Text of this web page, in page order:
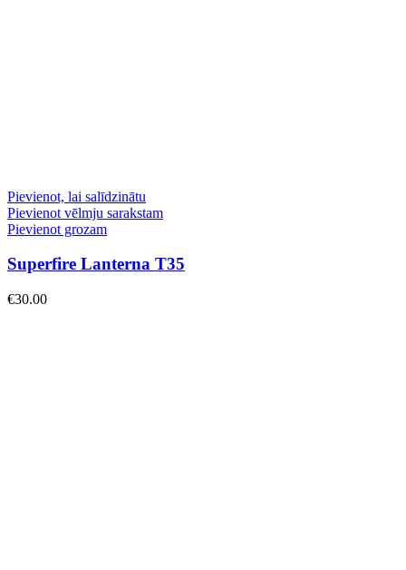
Pievienot, lai salīdzinātu
Pievienot vēlmju sarakstam
Pievienot grozam
Superfire Lanterna T35
€30.00